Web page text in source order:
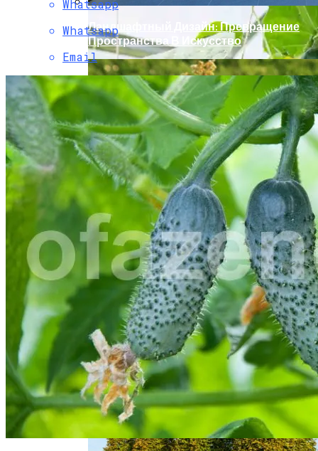
Проблемы Огурцов. Вопросы И
Ответы
Ландшафтный Дизайн: Превращение
Пространства В Искусство
Какие Цветы Украсят Альпинарий?
Whatsapp
Whatsapp
Email